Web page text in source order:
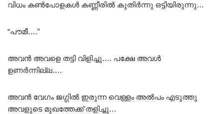
വിധം കൺപോളകൾ കണ്ണീരിൽ കുതിർന്നു ഒട്ടിയിരുന്നു…
“പൗമീ….”
അവൻ അവളെ തട്ടി വിളിച്ചു…. പക്ഷേ അവൾ
ഉണർന്നില്ല….
അവൻ വേഗം ജഗ്ഗിൽ ഇരുന്ന വെള്ളം അൽപം എടുത്തു
അവളുടെ മുഖത്തേക്ക് തളിച്ചു…